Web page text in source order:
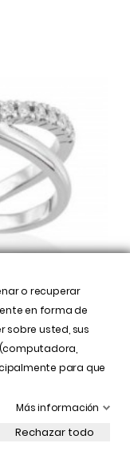
o recuperar
en forma de
sobre usted, sus
para que
Más información
Rechazar todo